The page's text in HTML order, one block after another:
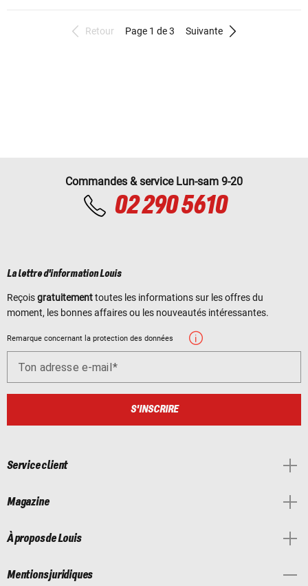
Retour Page 1 de 3 Suivante
Commandes & service Lun-sam 9-20
02 290 5610
La lettre d'information Louis
Reçoisgratuitementtoutes les informations sur les offres du
moment, les bonnes affaires ou les nouveautés intéressantes.
Remarque concernant la protection des données
Ton adresse e-mail
S'INSCRIRE
Service client
Magazine
À propos de Louis
Mentions juridiques